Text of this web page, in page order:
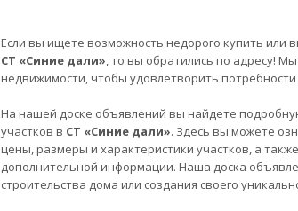
Если вы ищете возможность недорого купить или
СТ «Синие дали», то вы обратились по адресу!
недвижимости, чтобы удовлетворить
На нашей доске объявлений вы найдете
участков в СТ «Синие дали». Здесь вы можете
цены, размеры и характеристики участков, а
дополнительной информации. Наша доска
строительства дома или создания своего